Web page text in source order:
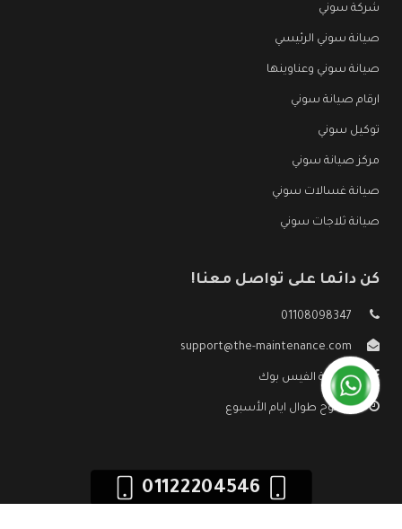
شركة سوني
صيانة سوني الرئيسي
صيانة سوني وعناوينها
ارقام صيانة سوني
توكيل سوني
مركز صيانة سوني
صيانة غسالات سوني
صيانة ثلاجات سوني
كن دائما على تواصل معنا!
01108098347
support@the-maintenance.com
صفحة الفيس بوك
مفتوح طوال ايام الأسبوع
01122204546